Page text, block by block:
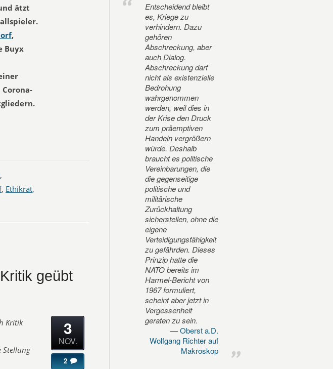
ätzt
,
Buyx
,
, Ethikrat,
geübt
Kritik
Stellung
3
NOV.
2
Entscheidend bleibt
es, Kriege zu
verhindern. Dazu
gehören
Abschreckung, aber
auch Dialog.
Abschreckung darf
nicht als existenzielle
Bedrohung
wahrgenommen
werden, weil dies in
der Krise den Druck
zum präemptiven
Handeln vergrößern
würde. Deshalb
braucht es politische
Vereinbarungen, die
die gegenseitige
politische und
militärische
Zurückhaltung
sicherstellen, ohne die
eigene
Verteidigungsfähigkeit
zu gefährden. Dieses
Prinzip hatte die
NATO bereits im
Harmel-Bericht von
1967 formuliert,
scheint aber jetzt in
Vergessenheit
geraten zu sein.
Oberst a.D.
Wolfgang Richter auf
Makroskop